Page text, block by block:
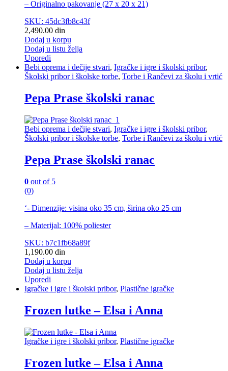
– Originalno pakovanje (27 x 20 x 21)
SKU: 45dc3fb8c43f
2,490.00 din
Dodaj u korpu
Dodaj u listu želja
Uporedi
Bebi oprema i dečije stvari, Igračke i igre i školski pribor,
Školski pribor i školske torbe, Torbe i Rančevi za školu i vrtić
Pepa Prase školski ranac
Bebi oprema i dečije stvari, Igračke i igre i školski pribor,
Školski pribor i školske torbe, Torbe i Rančevi za školu i vrtić
Pepa Prase školski ranac
0 out of 5
(0)
‘- Dimenzije: visina oko 35 cm, širina oko 25 cm
– Materijal: 100% poliester
SKU: b7c1fb68a89f
1,190.00 din
Dodaj u korpu
Dodaj u listu želja
Uporedi
Igračke i igre i školski pribor, Plastične igračke
Frozen lutke – Elsa i Anna
Igračke i igre i školski pribor, Plastične igračke
Frozen lutke – Elsa i Anna